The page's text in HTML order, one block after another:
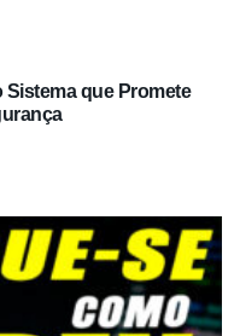
que Promete